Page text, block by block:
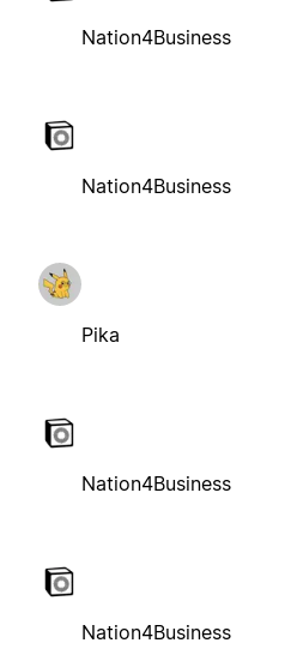
Nation4Business
Nation4Business
Pika
Nation4Business
Nation4Business